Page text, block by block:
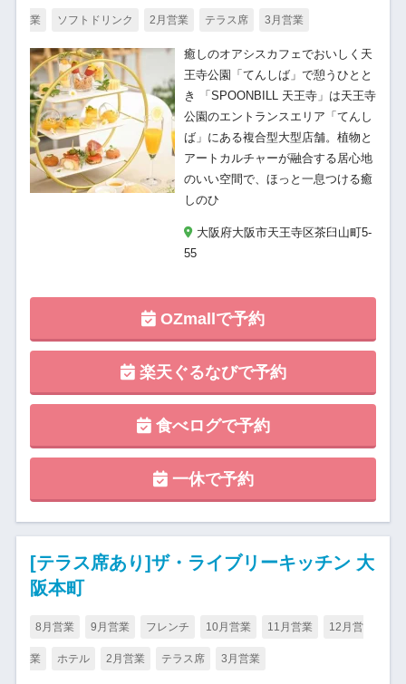
業 ソフトドリンク 2月営業 テラス席 3月営業
癒しのオアシスカフェでおいしく天
王寺公園「てんしば」で憩うひとと
き 「SPOONBILL 天王寺」は天王寺
公園のエントランスエリア「てんし
ば」にある複合型大型店舗。植物と
アートカルチャーが融合する居心地
のいい空間で、ほっと一息つける癒
しのひ
大阪府大阪市天王寺区茶臼山町5‐
55
OZmallで予約
楽天ぐるなびで予約
食べログで予約
一休で予約
[テラス席あり]ザ・ライブリーキッチン 大
阪本町
8月営業 9月営業 フレンチ 10月営業 11月営業 12月営
業 ホテル 2月営業 テラス席 3月営業